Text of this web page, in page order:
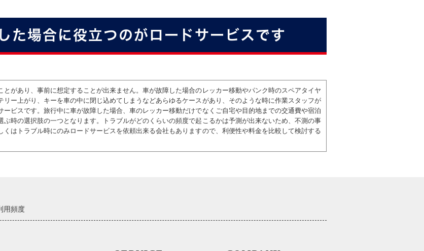
た場合に役立つのがロードサービスです
があり、事前に想定することが出来ません。車が故障した場合のレッカー移動やパンク時のスペアタイヤ
ー上がり、キーを車の中に閉じ込めてしまうなどあらゆるケースがあり、そのような時に作業スタッフが
ビスです。旅行中に車が故障した場合、車のレッカー移動だけでなくご自宅や目的地までの交通費や宿泊
時の選択肢の一つとなります。トラブルがどのくらいの頻度で起こるかは予測が出来ないため、不測の事
はトラブル時にのみロードサービスを依頼出来る会社もありますので、利便性や料金を比較して検討する
用頻度